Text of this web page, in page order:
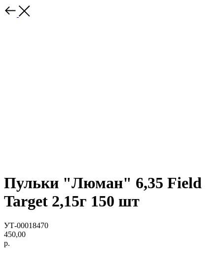
Пульки "Люман" 6,35 Field
Target 2,15г 150 шт
УТ-00018470
450,00
р.